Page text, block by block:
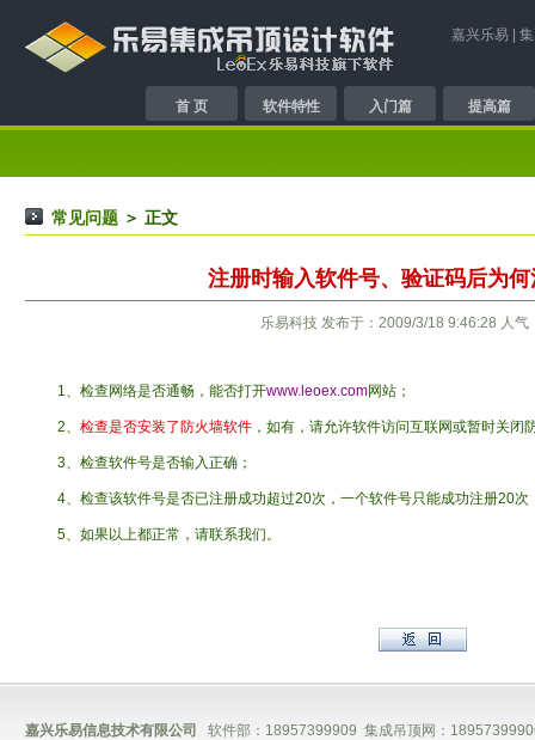
嘉兴乐易
首 页 软件特性 入门篇 提高篇
常见问题 ＞ 正文
注册时输入软件号、验证码后为
乐易科技 发布于：2009/3/18 9:46:28 人气
1、检查网络是否通畅，能否打开www.leoex.com网站；
2、 检查是否安装了防火墙软件 ，如有，请允许软件访问互联网或暂时关闭
3、检查软件号是否输入正确；
4、检查该软件号是否已注册成功超过20次，一个软件号只能成功注册20次
5、如果以上都正常，请联系我们。
嘉兴乐易信息技术有限公司 软件部：18957399909 集成吊顶网：